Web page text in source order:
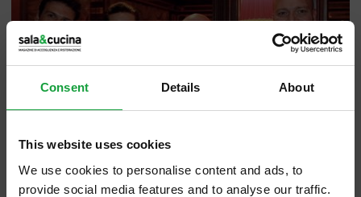
Consent Details About
This website uses cookies
We use cookies to personalise content and ads, to
provide social media features and to analyse our traffic.